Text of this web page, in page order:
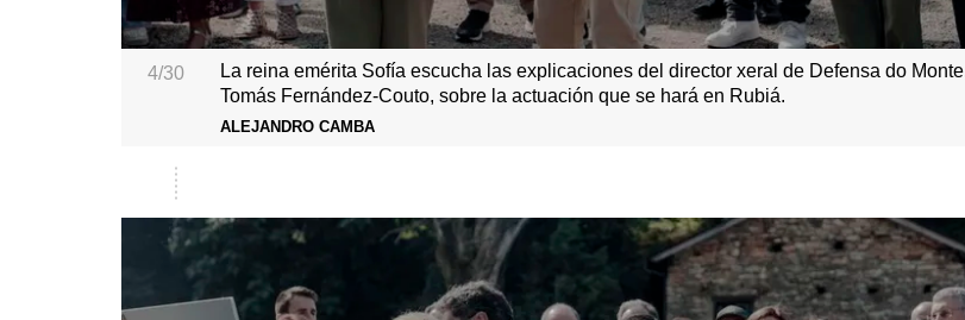
4/30
La reina emérita Sofía escucha las explicaciones del director xeral de Defensa do Monte,
Tomás Fernández-Couto, sobre la actuación que se hará en Rubiá.
ALEJANDRO CAMBA